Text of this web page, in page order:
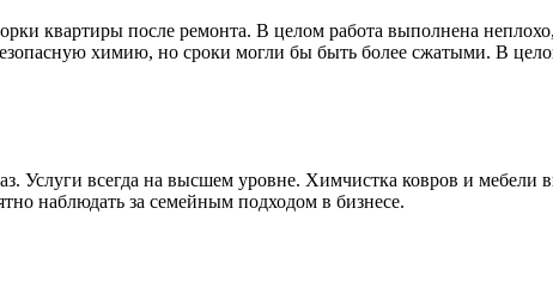
квартиры после ремонта. В целом работа выполнена
химию, но сроки могли бы быть более сжатыми. В
всегда на высшем уровне. Химчистка ковров и мебели
наблюдать за семейным подходом в бизнесе.